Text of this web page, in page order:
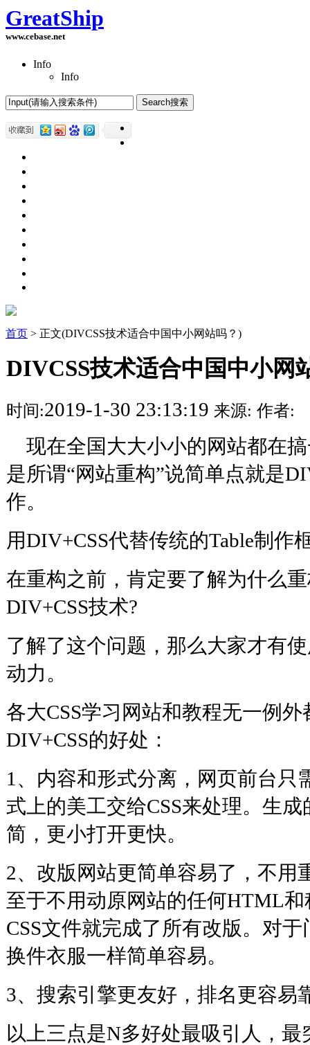
GreatShip
www.cebase.net
Info
Info
首页 > 正文(DIVCSS技术适合中国中小网站吗？)
DIVCSS技术适合中国中小网
时间:2019-1-30 23:13:19 来源: 作者:
现在全国大大小小的网站都在搞
是所谓“网站重构”说简单点就是
作。
用DIV+CSS代替传统的Table
在重构之前，肯定要了解为什么
DIV+CSS技术?
了解了这个问题，那么大家才有
动力。
各大CSS学习网站和教程无一例
DIV+CSS的好处：
1、内容和形式分离，网页前台只
式上的美工交给CSS来处理。生
简，更小打开更快。
2、改版网站更简单容易了，不用
至于不用动原网站的任何HTML
CSS文件就完成了所有改版。对
换件衣服一样简单容易。
3、搜索引擎更友好，排名更
以上三点是N多好处最吸引人，